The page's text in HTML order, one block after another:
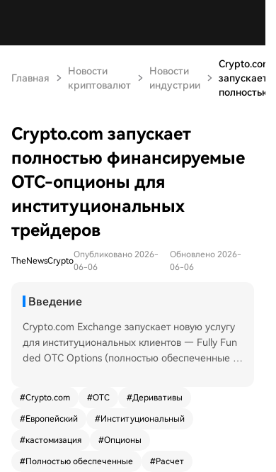
Главная
Новости
криптовалют
Новости
индустрии
Crypto.com
запускает
полностью...
Crypto.com запускает
полностью финансируемые
OTC-опционы для
институциональных
трейдеров
TheNewsCrypto
Опубликовано 2026-
06-06
Обновлено 2026-
06-06
Введение
Crypto.com Exchange запускает новую услугу
для институциональных клиентов — Fully Fun
ded OTC Options (полностью обеспеченные в
ционы с физическим расчетом при экспираци
и, которые заключаются в приватном режиме
через профессиональных продающих трейде
ючают отсутствие проскальзывания и утечки и
#Crypto.com #OTC #Деривативы
#Европейский #Институциональный
#кастомизация #Опционы
#Полностью обеспеченные #Расчет